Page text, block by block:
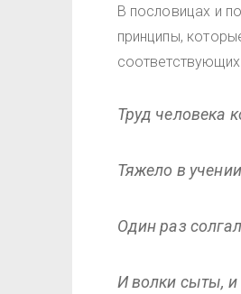
В пословицах и
принципы,
Труд человека
Тяжело в
Один раз
И волки сыты,